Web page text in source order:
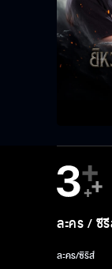
ละคร / ซี
ละคร/ซีรีส์